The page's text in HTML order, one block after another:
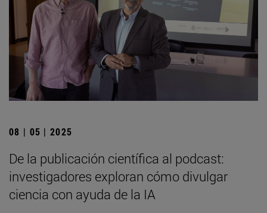
08 | 05 | 2025
De la publicación científica al podcast:
investigadores exploran cómo divulgar
ciencia con ayuda de la IA